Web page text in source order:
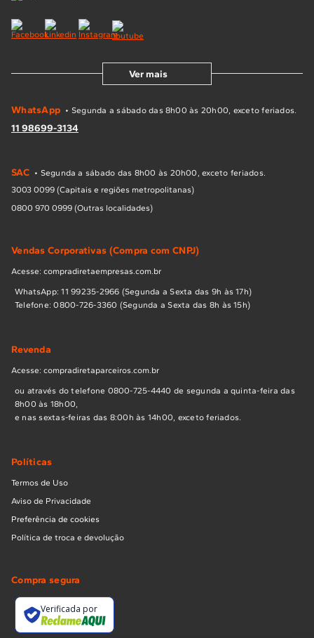
Ver mais
WhatsApp • Segunda a sábado das 8h00 às 20h00, exceto feriados.
11 98699-3134
SAC • Segunda a sábado das 8h00 às 20h00, exceto feriados.
3003 0099 (Capitais e regiões metropolitanas)
0800 970 0999 (Outras localidades)
Vendas Corporativas (Compra com CNPJ)
Acesse: compradiretaempresas.com.br
WhatsApp: 11 99235-2966 (Segunda a Sexta das 9h às 17h)
Telefone: 0800-726-3360 (Segunda a Sexta das 8h às 15h)
Revenda
Acesse: compradiretaparceiros.com.br
ou através do telefone 0800-725-4440 de segunda a quinta-feira das
8h00 às 18h00,
e nas sextas-feiras das 8:00h às 14h00, exceto feriados.
Políticas
Termos de Uso
Aviso de Privacidade
Preferência de cookies
Política de troca e devolução
Compra segura
Verificada por